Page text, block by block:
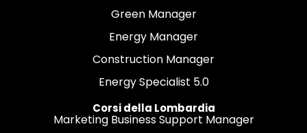
Green Manager
Energy Manager
Construction Manager
Energy Specialist 5.0
Corsi della Lombardia
Marketing Business Support Manager